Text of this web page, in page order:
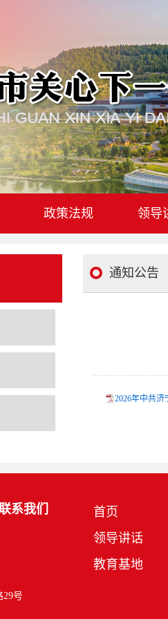
政策法规 领导
通知公告
2026年中共
系我们
29号
首页
领导讲话
教育基地